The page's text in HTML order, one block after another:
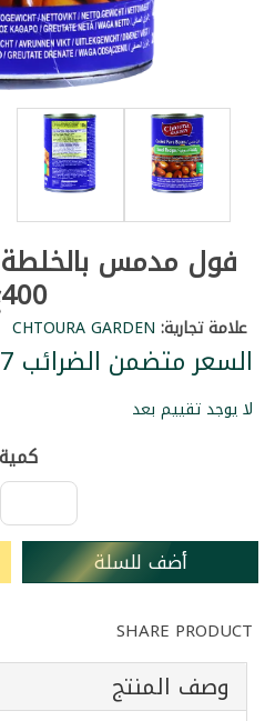
فول مدمس
400غ
علامة تجارية: CHTOURA GARDEN
السعر متضمن الضرائب ‏0.87 €
لا يوجد تقييم بعد
أضف للسلة
SHARE PRODUCT
وصف المنتج